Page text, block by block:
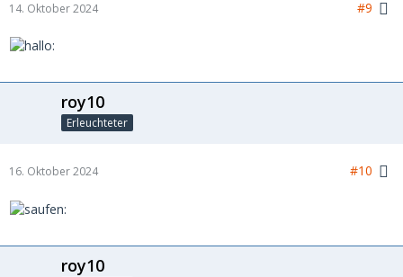
14. Oktober 2024 #9
roy10
Erleuchteter
16. Oktober 2024 #10
roy10